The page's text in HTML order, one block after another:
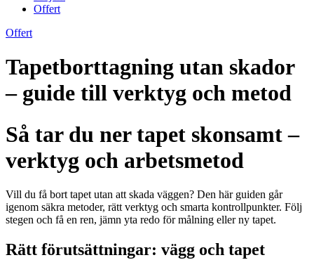
Offert
Offert
Tapetborttagning utan skador
– guide till verktyg och metod
Så tar du ner tapet skonsamt –
verktyg och arbetsmetod
Vill du få bort tapet utan att skada väggen? Den här guiden går
igenom säkra metoder, rätt verktyg och smarta kontrollpunkter. Följ
stegen och få en ren, jämn yta redo för målning eller ny tapet.
Rätt förutsättningar: vägg och tapet